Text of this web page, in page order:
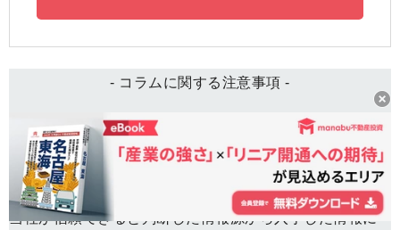
- コラムに関する注意事項 -
本コラムは一般的な情報の提供を目的としており、投資
その他の行動を勧誘することを目的とするものではあり
ません。
当社が信頼できると判断した情報源から入手した情報に